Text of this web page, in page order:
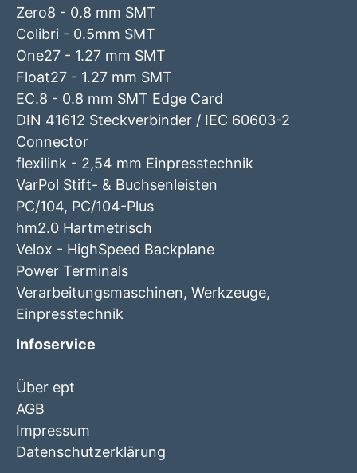
Zero8 - 0.8 mm SMT
Colibri - 0.5mm SMT
One27 - 1.27 mm SMT
Float27 - 1.27 mm SMT
EC.8 - 0.8 mm SMT Edge Card
DIN 41612 Steckverbinder / IEC 60603-2
Connector
flexilink - 2,54 mm Einpresstechnik
VarPol Stift- & Buchsenleisten
PC/104, PC/104-Plus
hm2.0 Hartmetrisch
Velox - HighSpeed Backplane
Power Terminals
Verarbeitungsmaschinen, Werkzeuge,
Einpresstechnik
Infoservice
Über ept
AGB
Impressum
Datenschutzerklärung